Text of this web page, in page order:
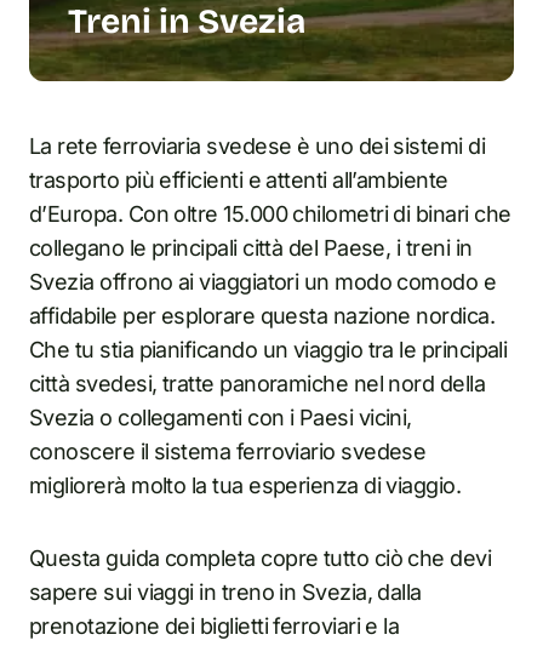
Treni in Svezia
La rete ferroviaria svedese è uno dei sistemi di
trasporto più efficienti e attenti all’ambiente
d’Europa. Con oltre 15.000 chilometri di binari che
collegano le principali città del Paese, i treni in
Svezia offrono ai viaggiatori un modo comodo e
affidabile per esplorare questa nazione nordica.
Che tu stia pianificando un viaggio tra le principali
città svedesi, tratte panoramiche nel nord della
Svezia o collegamenti con i Paesi vicini,
conoscere il sistema ferroviario svedese
migliorerà molto la tua esperienza di viaggio.
Questa guida completa copre tutto ciò che devi
sapere sui viaggi in treno in Svezia, dalla
prenotazione dei biglietti ferroviari e la